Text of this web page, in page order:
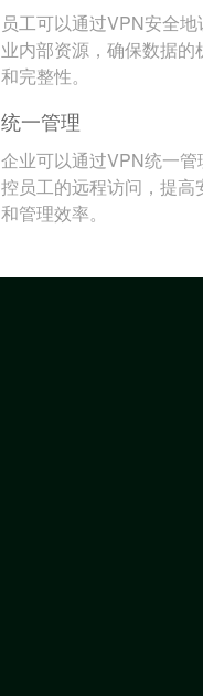
员工可以通过VPN安全地
业内部资源，确保数据的
和完整性。
统一管理
企业可以通过VPN统一管
控员工的远程访问，提高
和管理效率。